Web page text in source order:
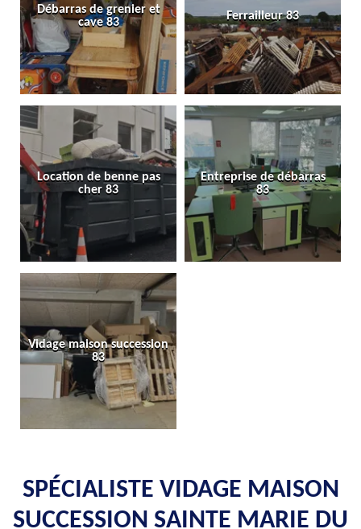
Débarras de grenier et
cave 83
Ferrailleur 83
Location de benne pas
cher 83
Entreprise de débarras
83
Vidage maison succession
83
SPÉCIALISTE VIDAGE MAISON
SUCCESSION SAINTE MARIE DU